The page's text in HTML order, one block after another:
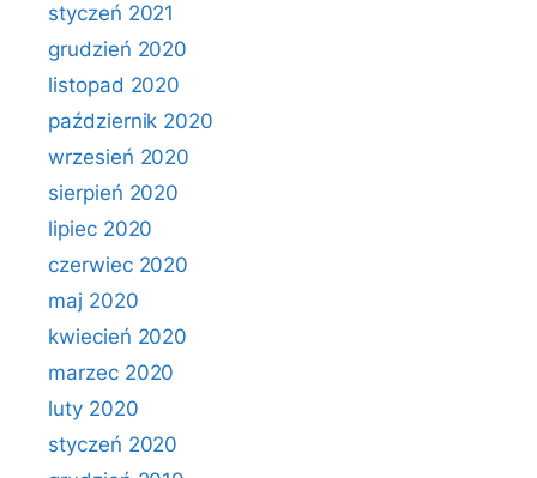
styczeń 2021
grudzień 2020
listopad 2020
październik 2020
wrzesień 2020
sierpień 2020
lipiec 2020
czerwiec 2020
maj 2020
kwiecień 2020
marzec 2020
luty 2020
styczeń 2020